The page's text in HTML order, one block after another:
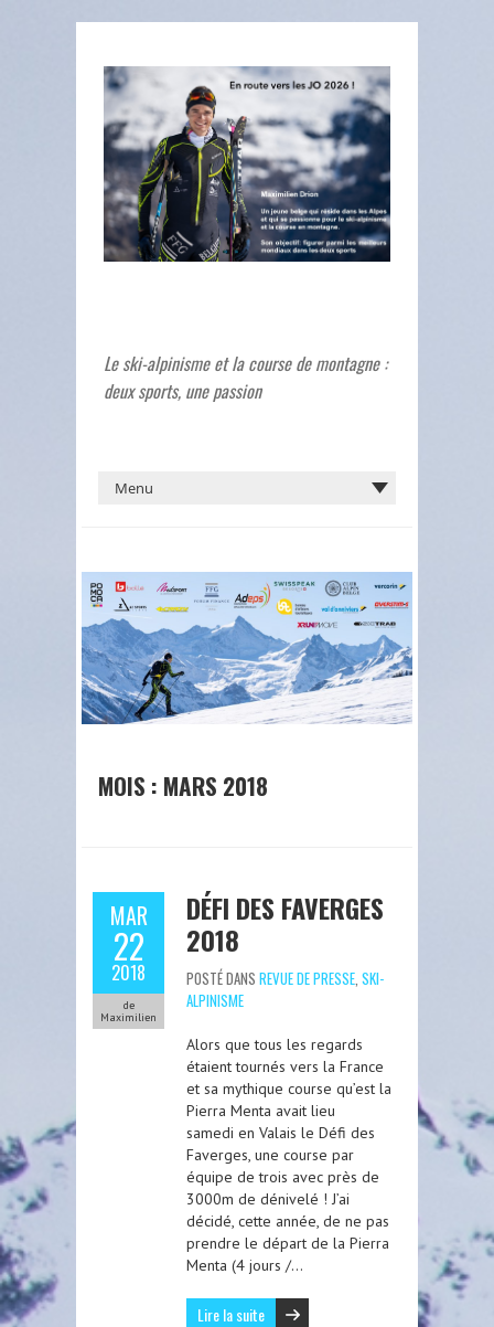
Le ski-alpinisme et la course de montagne :
deux sports, une passion
MOIS : MARS 2018
MAR
22
2018
de
Maximilien
DÉFI DES FAVERGES
2018
POSTÉ DANS REVUE DE PRESSE SKI-
ALPINISME
Alors que tous les regards
étaient tournés vers la France
et sa mythique course qu’est la
Pierra Menta avait lieu
samedi en Valais le Défi des
Faverges, une course par
équipe de trois avec près de
3000m de dénivelé ! J’ai
décidé, cette année, de ne pas
prendre le départ de la Pierra
Menta (4 jours /…
Lire la suite